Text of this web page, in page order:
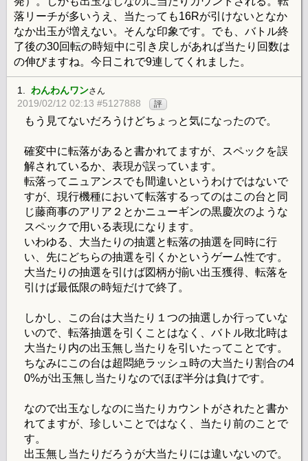
落リーチが多いうえ、当たっても16Rが引けないとなか
なか出玉が増えない。そんな印象です。でも、バトル終
了後の30回転の時短中に引き戻しがあれば当たり回数は
の伸びますね。今日これで9連してくれました。
1. わんわんワンさん
2019/02/12 02:13 #5127888 評
もう見てないだろうけどちょっと気になったので。
確変中に転落があると書かれてますが、スペックを誤
解されているか、表現が誤っています。
転落ってニュアンスでも間違いというわけではないで
すが、現行機種において転落するってのはこの台と同
じ藤商事のアリア２とかニューギンの黒慶次のような
スペックで用いる表現になります。
いわゆる、大当たりの抽選と転落の抽選を同時に行
い、先にどちらの抽選を引くかというゲーム性です。
大当たりの抽選を引けば図柄が揃い出玉獲得、転落を
引けば最低限の時短だけで終了。
しかし、この台は大当たり１つの抽選しか行っていな
いので、転落抽選を引くことはなく、バトル敗北時は
大当たり内の出玉無し当たりを引いたってことです。
ちなみにこの台は超悶絶ラッシュ時の大当たり割合の4
0%が出玉無し当たりなのでほぼ半分は負けです。
なので出玉なしなのに当たりカウントがされたと書か
れてますが、珍しいことではなく、当たり前のことで
す。
出玉無し当たりだろうが大当たりには違いないので。